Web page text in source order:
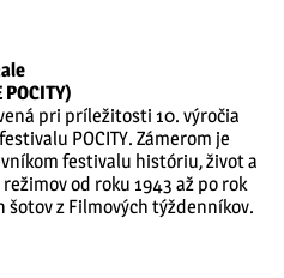
POCITY)
pri príležitosti 10. výročia
POCITY. Zámerom je
festivalu históriu, život a
od roku 1943 až po rok
z Filmových týždenníkov.